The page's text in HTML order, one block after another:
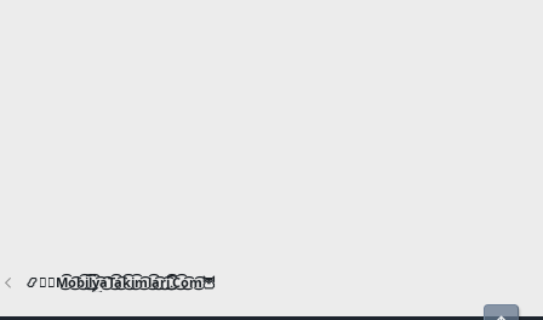
📿🧙‍♂️M͜͡o͜͡b͜͡i͜͡l͜͡y͜͡a͜͡T͜͡a͜͡k͜͡i͜͡m͜͡l͜͡a͜͡r͜͡i͜͡.͜͡C͜͡o͜͡m͜͡🦉